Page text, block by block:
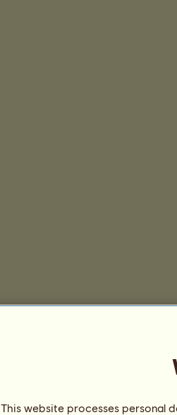
This website processes personal